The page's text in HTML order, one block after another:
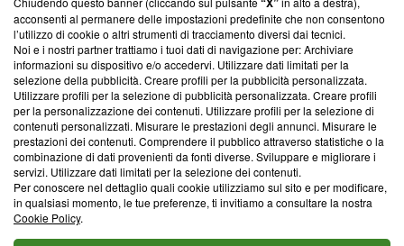
Team editoriale
Corporate
Redazione
Informativa Privacy
Cookie Policy
Blasting SA, IDI CHE-247.845.224, Via Carlo Frasca, 3 - 6900
Lugano (Svizzera) Tel:+39 0690258937
© 2026 Blasting News
acconsenti al permanere delle impostazioni predefinite che non consentono
l’utilizzo di cookie o altri strumenti di tracciamento diversi dai tecnici.
Noi e i nostri partner trattiamo i tuoi dati di navigazione per: Archiviare
informazioni su dispositivo e/o accedervi. Utilizzare dati limitati per la
selezione della pubblicità. Creare profili per la pubblicità personalizzata.
Utilizzare profili per la selezione di pubblicità personalizzata. Creare profili
per la personalizzazione dei contenuti. Utilizzare profili per la selezione di
contenuti personalizzati. Misurare le prestazioni degli annunci. Misurare le
prestazioni dei contenuti. Comprendere il pubblico attraverso statistiche o la
combinazione di dati provenienti da fonti diverse. Sviluppare e migliorare i
servizi. Utilizzare dati limitati per la selezione dei contenuti.
Per conoscere nel dettaglio quali cookie utilizziamo sul sito e per modificare,
in qualsiasi momento, le tue preferenze, ti invitiamo a consultare la nostra
Cookie Policy.